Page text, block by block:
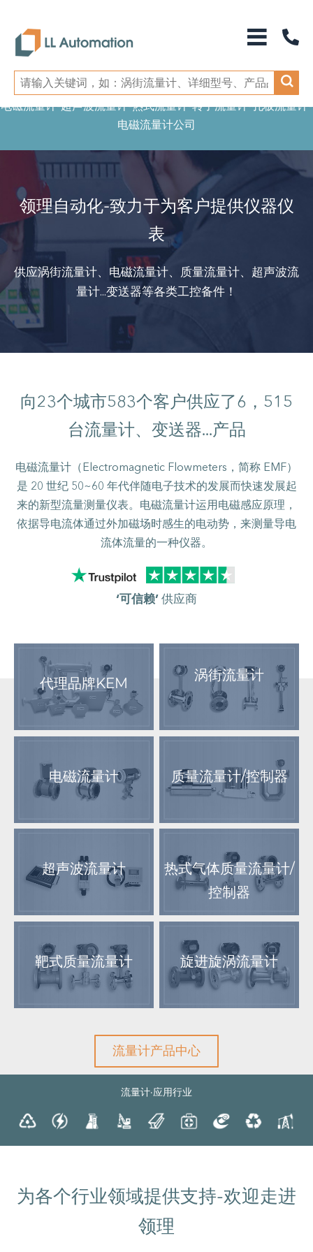
电磁流量计-超声波流量计-热式流量计-转子流量计-孔板流量计-
电磁流量计公司
领理自动化-致力于为客户提供仪器仪
表
供应涡街流量计、电磁流量计、质量流量计、超声波流
量计...变送器等各类工控备件！
向23个城市583个客户供应了6，515
台流量计、变送器...产品
电磁流量计（Electromagnetic Flowmeters，简称 EMF）
是 20 世纪 50~60 年代伴随电子技术的发展而快速发展起
来的新型流量测量仪表。电磁流量计运用电磁感应原理，
依据导电流体通过外加磁场时感生的电动势，来测量导电
流体流量的一种仪器。
‘可信赖’ 供应商
代理品牌KEM 涡街流量计
电磁流量计 质量流量计/控制器
超声波流量计
热式气体质量流量计/
控制器
靶式质量流量计 旋进旋涡流量计
流量计产品中心
流量计·应用行业
为各个行业领域提供支持-欢迎走进
领理